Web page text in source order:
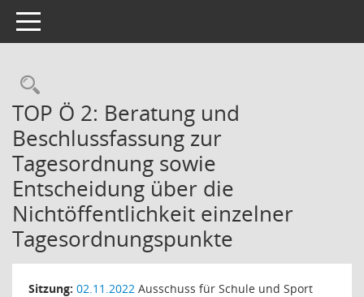
Toggle navigation
Rechercheauswahl
TOP Ö 2: Beratung und
Beschlussfassung zur
Tagesordnung sowie
Entscheidung über die
Nichtöffentlichkeit einzelner
Tagesordnungspunkte
Sitzung: 02.11.2022 Ausschuss für Schule und Sport